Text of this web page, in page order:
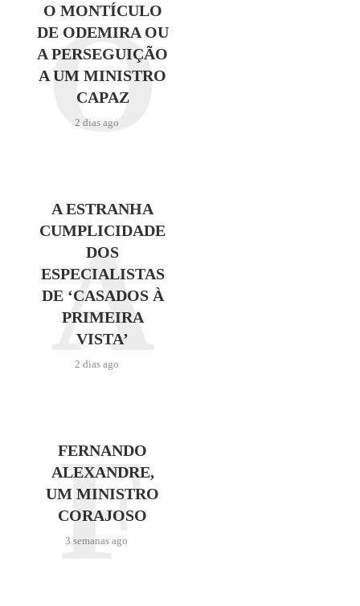
O MONTÍCULO
DE ODEMIRA OU
A PERSEGUIÇÃO
A UM MINISTRO
CAPAZ
2 dias ago
O
A ESTRANHA
CUMPLICIDADE
DOS
ESPECIALISTAS
DE ‘CASADOS À
PRIMEIRA
VISTA’
2 dias ago
A
FERNANDO
ALEXANDRE,
UM MINISTRO
CORAJOSO
3 semanas ago
F